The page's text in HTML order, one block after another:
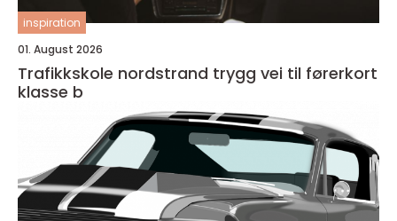
inspiration
01. August 2026
Trafikkskole nordstrand trygg vei til førerkort
klasse b